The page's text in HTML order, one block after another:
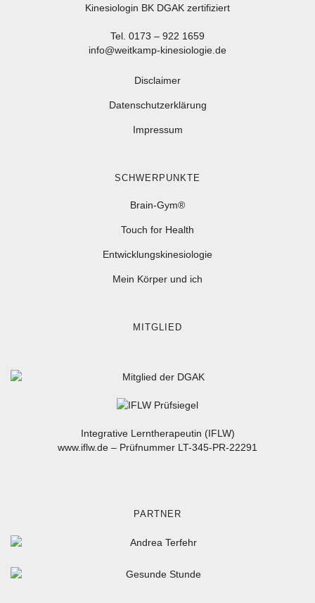
Kinesiologin BK DGAK zertifiziert
Tel. 0173 – 922 1659
info@weitkamp-kinesiologie.de
Disclaimer
Datenschutzerklärung
Impressum
SCHWERPUNKTE
Brain-Gym®
Touch for Health
Entwicklungskinesiologie
Mein Körper und ich
MITGLIED
Integrative Lerntherapeutin (IFLW)
www.iflw.de – Prüfnummer LT-345-PR-22291
PARTNER